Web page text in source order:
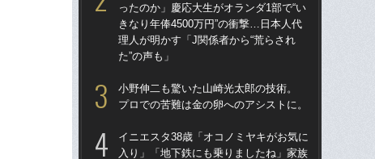
ったのか」慶応大生がオランダ1部で“い
きなり年俸4500万円”の衝撃…日本人代
理人が明かす「J関係者から“荒らされ
た”の声も」
小野伸二も驚いた山崎光太郎の技術。
プロでの苦難は金の卵へのアシストに。
イニエスタ38歳「オコノミヤキがお気に
入り」「地下鉄にも乗りましたね」家族